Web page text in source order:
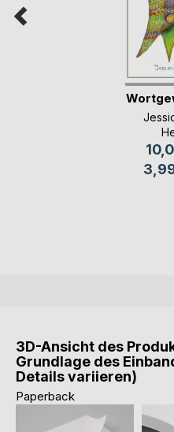
3D-Ansicht des
Grundlage des
Details variieren)
Paperback